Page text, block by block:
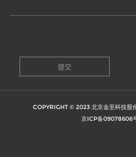
COPYRIGHT © 2023 北京金至科技股
京ICP备09078606